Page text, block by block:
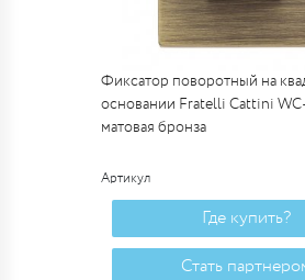
Фиксатор поворотный на
основании Fratelli Cattini
матовая бронза
Артикул
Где купить?
Стать